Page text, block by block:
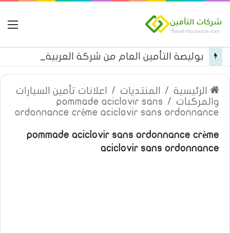
الرئيسية / المنتديات /
اعلانات تأمين السيارات
والمركبات /
pommade aciclovir sans
ordonnance crème aciclovir sans ordonnance
pommade aciclovir sans ordonnance crème
aciclovir sans ordonnance